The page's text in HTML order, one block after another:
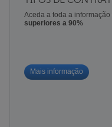
Aceda a toda a
superiores a 90%
Mais informação